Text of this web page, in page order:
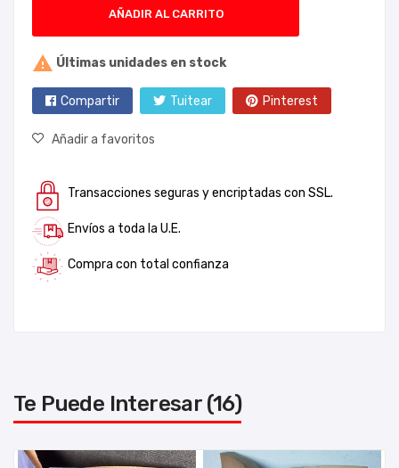
AÑADIR AL CARRITO
 Últimas unidades en stock
Compartir Tuitear Pinterest
Añadir a favoritos
Transacciones seguras y encriptadas con SSL.
Envíos a toda la U.E.
Compra con total confianza
Te Puede Interesar (16)